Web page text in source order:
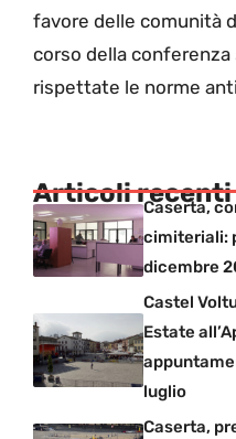
favore delle comunità
corso della conferenza
rispettate le norme
Articoli recenti
Caserta,
cimiteriali:
dicembre
Castel
Estate
luglio
Caserta,